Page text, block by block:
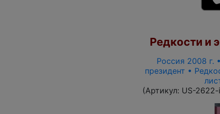
Редкости и
Россия 2008 г.
президент •
(Артикул: US-